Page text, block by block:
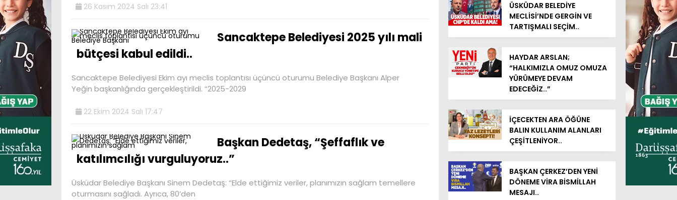
26 Kasım 2024 Salı 23:41
Sancaktepe Belediyesi 2025 yılı mali
bütçesi kabul edildi..
Sancaktepe Belediyesi Ekim ayı meclis toplantısı üçüncü oturumu Belediye Başkanı Alper
Yeğin başkanlığında gerçekleştirildi. “2025-2029
22 Ekim 2024 Salı 17:47
Başkan Dedetaş, “Şeffaflık ve
katılımcılığı vurguluyoruz..”
Üsküdar Belediye Başkanı Sinem Dedetaş: “Elde ettiğimiz veriler, planımızın sağlam temellere
oturmasını sağladı. Ayrıca, 80’den
ÜSKÜDAR BELEDİYE
MECLİSİ’NDE GERGİN VE
TARTIŞMALI SEÇİM..
HAYDAR ARSLAN;
“HALKIMIZLA OMUZ OMUZA
YÜRÜMEYE DEVAM
EDECEĞİZ..”
İÇECEKTEN ARA ÖĞÜNE
BALIN KULLANIM ALANLARI
ÇEŞİTLENİYOR..
BAŞKAN ÇERKEZ’DEN YENİ
DÖNEME VİRA BİSMİLLAH
MESAJI..